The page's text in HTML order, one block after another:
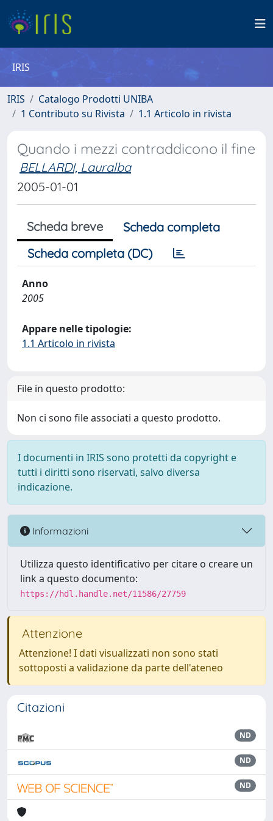
IRIS
IRIS
Catalogo Prodotti UNIBA
1 Contributo su Rivista
1.1 Articolo in rivista
Quando i mezzi contraddicono il fine
BELLARDI, Lauralba
2005-01-01
Scheda breve
Scheda completa
Scheda completa (DC)
Anno
2005
Appare nelle tipologie:
1.1 Articolo in rivista
File in questo prodotto:
Non ci sono file associati a questo prodotto.
I documenti in IRIS sono protetti da copyright e
tutti i diritti sono riservati, salvo diversa
indicazione.
Informazioni
Utilizza questo identificativo per citare o creare un
link a questo documento:
https://hdl.handle.net/11586/27759
Attenzione
Attenzione! I dati visualizzati non sono stati
sottoposti a validazione da parte dell'ateneo
Citazioni
ND
ND
ND